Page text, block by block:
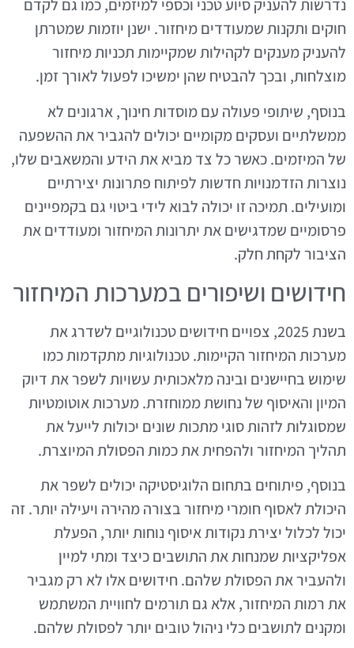
נדרשות להעניק סיוע טכני וכספי למיזמים, כמו גם לקדם
חוקים ותקנות שמעודדים מיחזור. ישנן יוזמות שמטרתן
להעניק מענקים לקהילות שמקיימות תכניות מיחזור
מוצלחות, ובכך להבטיח שהן ימשיכו לפעול לאורך זמן.
בנוסף, שיתופי פעולה עם מוסדות חינוך, ארגונים לא
ממשלתיים ועסקים מקומיים יכולים להגביר את ההשפעה
של המיזמים. כאשר כל צד מביא את הידע והמשאבים שלו,
נוצרות הזדמנויות חדשות לפיתוח פתרונות יצירתיים
ומועילים. תמיכה זו יכולה לבוא לידי ביטוי גם בקמפיינים
פרסומיים שמדגישים את יתרונות המיחזור ומעודדים את
הציבור לקחת חלק.
חידושים ושיפורים במערכות המיחזור
בשנת 2025, צפויים חידושים טכנולוגיים לשדרג את
מערכות המיחזור הקיימות. טכנולוגיות מתקדמות כמו
שימוש בחיישנים ובינה מלאכותית עשויות לשפר את דיוק
המיון והאיסוף של נחושת ממוחזרת. מערכות אוטומטיות
שמסוגלות לזהות סוגי מתכות שונים יכולות לייעל את
תהליך המיחזור ולהפחית את כמות הפסולת המיוצרת.
בנוסף, פיתוחים בתחום הלוגיסטיקה יכולים לשפר את
היכולת לאסוף חומרי מיחזור בצורה מהירה ויעילה יותר. זה
יכול לכלול יצירת נקודות איסוף נוחות יותר, הפעלת
אפליקציות שמנחות את התושבים כיצד ומתי למיין
ולהעביר את הפסולת שלהם. חידושים אלו לא רק מגביר
את רמות המיחזור, אלא גם תורמים לחוויית המשתמש
ומקנים לתושבים כלי ניהול טובים יותר לפסולת שלהם.